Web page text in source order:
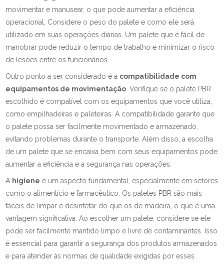
movimentar e manusear, o que pode aumentar a eficiência
operacional. Considere o peso do palete e como ele será
utilizado em suas operações diárias. Um palete que é fácil de
manobrar pode reduzir o tempo de trabalho e minimizar o risco
de lesões entre os funcionários.
Outro ponto a ser considerado é a compatibilidade com
equipamentos de movimentação . Verifique se o palete PBR
escolhido é compatível com os equipamentos que você utiliza,
como empilhadeiras e paleteiras. A compatibilidade garante que
o palete possa ser facilmente movimentado e armazenado,
evitando problemas durante o transporte. Além disso, a escolha
de um palete que se encaixa bem com seus equipamentos pode
aumentar a eficiência e a segurança nas operações.
A higiene é um aspecto fundamental, especialmente em setores
como o alimentício e farmacêutico. Os paletes PBR são mais
fáceis de limpar e desinfetar do que os de madeira, o que é uma
vantagem significativa. Ao escolher um palete, considere se ele
pode ser facilmente mantido limpo e livre de contaminantes. Isso
é essencial para garantir a segurança dos produtos armazenados
e para atender às normas de qualidade exigidas por esses